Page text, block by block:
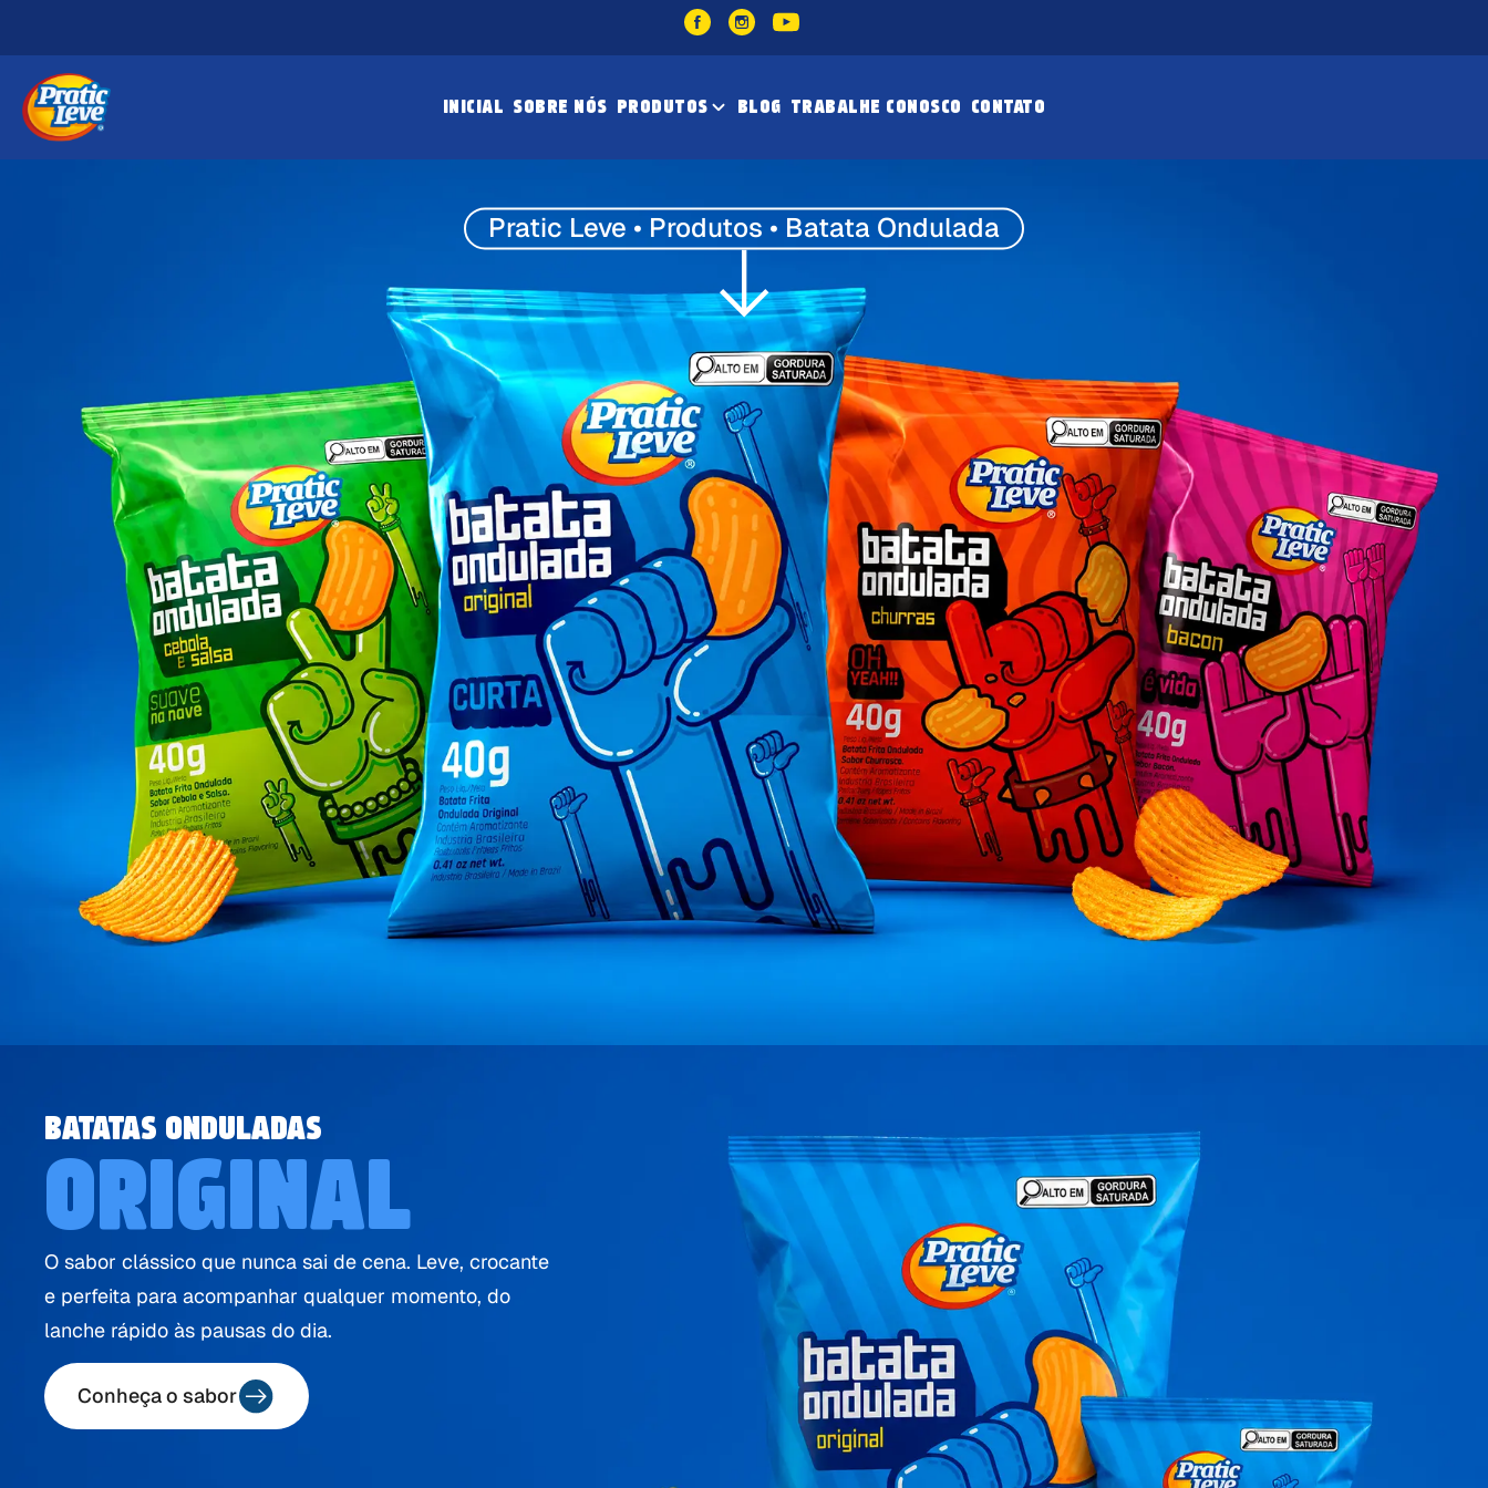
INICIAL SOBRE NÓS PRODUTOS BLOG TRABALHE CONOSCO CONTATO
Pratic Leve • Produtos • Batata Ondulada
BATATAS ONDULADAS
ORIGINAL
O sabor clássico que nunca sai de cena. Leve, crocante
e perfeita para acompanhar qualquer momento, do
lanche rápido às pausas do dia.
Conheça o sabor